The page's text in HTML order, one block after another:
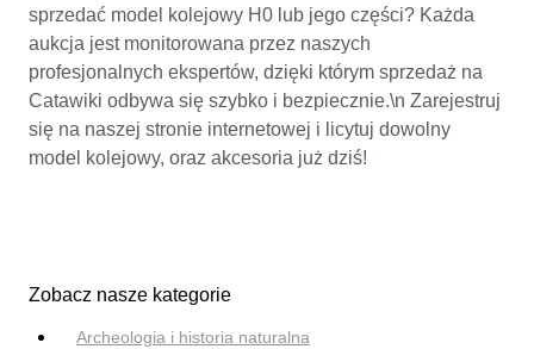
sprzedać model kolejowy H0 lub jego części? Każda
aukcja jest monitorowana przez naszych
profesjonalnych ekspertów, dzięki którym sprzedaż na
Catawiki odbywa się szybko i bezpiecznie.\n Zarejestruj
się na naszej stronie internetowej i licytuj dowolny
model kolejowy, oraz akcesoria już dziś!
Zobacz nasze kategorie
Archeologia i historia naturalna